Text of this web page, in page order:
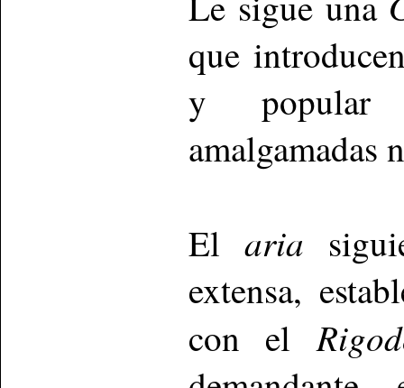
que
y popular
amalgamadas
El aria
extensa,
con el